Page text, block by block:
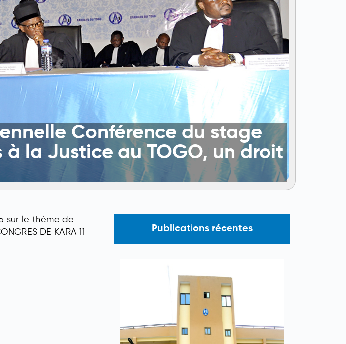
Conférence du stage
à la Justice au TOGO, un droit
sur le thème de
DE KARA 11
Publications récentes